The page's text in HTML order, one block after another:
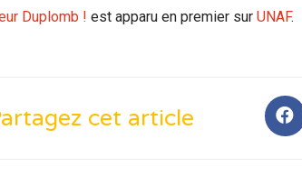
Duplomb ! est apparu en premier sur UNAF.
cet article